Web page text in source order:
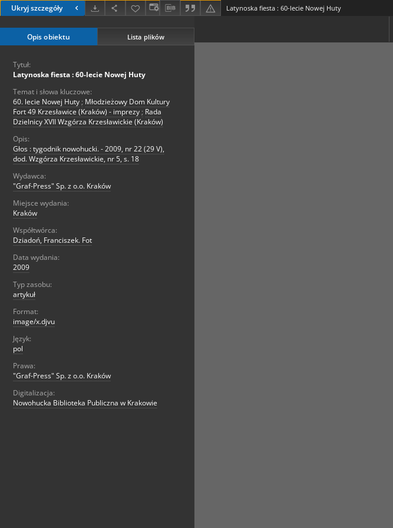
Ukryj szczegóły Latynoska fiesta : 60-lecie Nowej Huty
Opis obiektu Lista plików
Tytuł:
Latynoska fiesta : 60-lecie Nowej Huty
Temat i słowa kluczowe:
60. lecie Nowej Huty ; Młodzieżowy Dom Kultury
Fort 49 Krzesławice (Kraków) - imprezy ; Rada
Dzielnicy XVII Wzgórza Krzesławickie (Kraków)
Opis:
Głos : tygodnik nowohucki. - 2009, nr 22 (29 V),
dod. Wzgórza Krzesławickie, nr 5, s. 18
Wydawca:
"Graf-Press" Sp. z o.o. Kraków
Miejsce wydania:
Kraków
Współtwórca:
Dziadoń, Franciszek. Fot
Data wydania:
2009
Typ zasobu:
artykuł
Format:
image/x.djvu
Język:
pol
Prawa:
"Graf-Press" Sp. z o.o. Kraków
Digitalizacja:
Nowohucka Biblioteka Publiczna w Krakowie